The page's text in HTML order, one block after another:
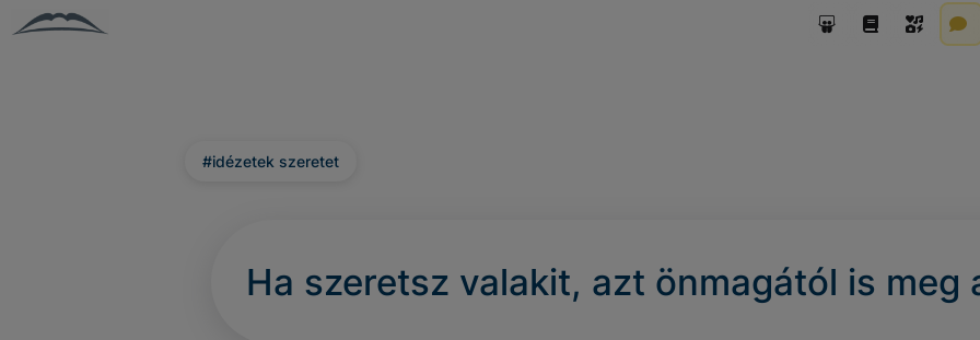
#idézetek szeretet
Ha szeretsz valakit, azt önmagától is meg